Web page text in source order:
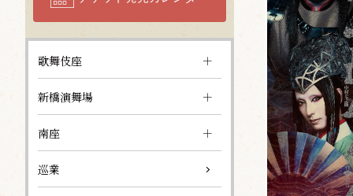
歌舞伎座
新橋演舞場
南座
巡業